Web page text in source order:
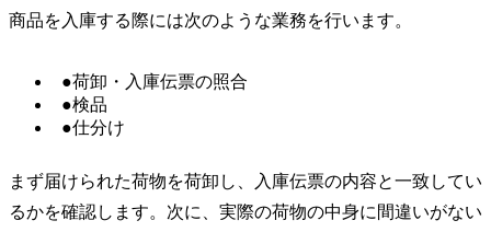
商品を入庫する際には次のような業務を行います。
●荷卸・入庫伝票の照合
●検品
●仕分け
まず届けられた荷物を荷卸し、入庫伝票の内容と一致してい
るかを確認します。次に、実際の荷物の中身に間違いがない